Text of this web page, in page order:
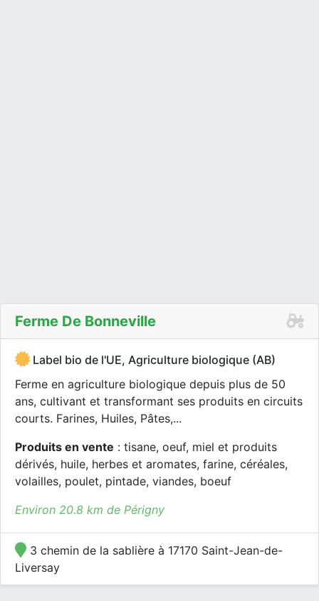
Ferme De Bonneville
Label bio de l'UE, Agriculture biologique (AB)
Ferme en agriculture biologique depuis plus de 50
ans, cultivant et transformant ses produits en circuits
courts. Farines, Huiles, Pâtes,...
Produits en vente : tisane, oeuf, miel et produits
dérivés, huile, herbes et aromates, farine, céréales,
volailles, poulet, pintade, viandes, boeuf
Environ 20.8 km de Périgny
3 chemin de la sablière à 17170 Saint-Jean-de-
Liversay